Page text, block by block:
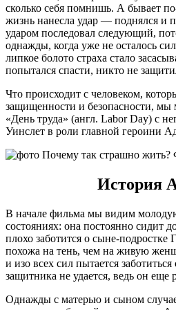
сколько себя помнишь. А бывает
жизнь нанесла удар — поднялся и
ударом последовал следующий,
однажды, когда уже не осталось
липкое болото страха стало
попытался спасти, никто не
Что происходит с человеком,
защищенности и безопасности,
«День труда» (англ. Labor Day) с
Уинслет в роли главной героини
История
В начале фильма мы видим
состояниях: она постоянно сидит
плохо заботится о сыне-
похожа на тень, чем на живую
и изо всех сил пытается
защитника не удается, ведь он еще
Однажды с матерью и сыном